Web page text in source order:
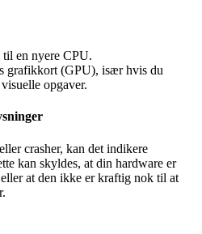
en nyere CPU.
grafikkort (GPU), især hvis du
opgaver.
crasher, kan det indikere
kan skyldes, at din hardware er
at den ikke er kraftig nok til at